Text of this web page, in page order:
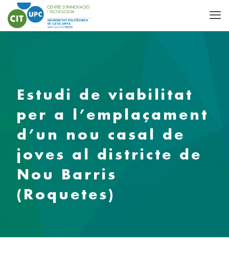
Estudi de viabilitat
per a l’emplaçament
d’un nou casal de
joves al districte de
Nou Barris
(Roquetes)